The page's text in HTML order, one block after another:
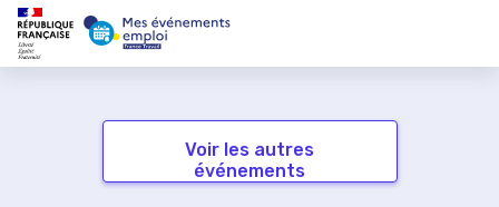
Voir les autres
événements